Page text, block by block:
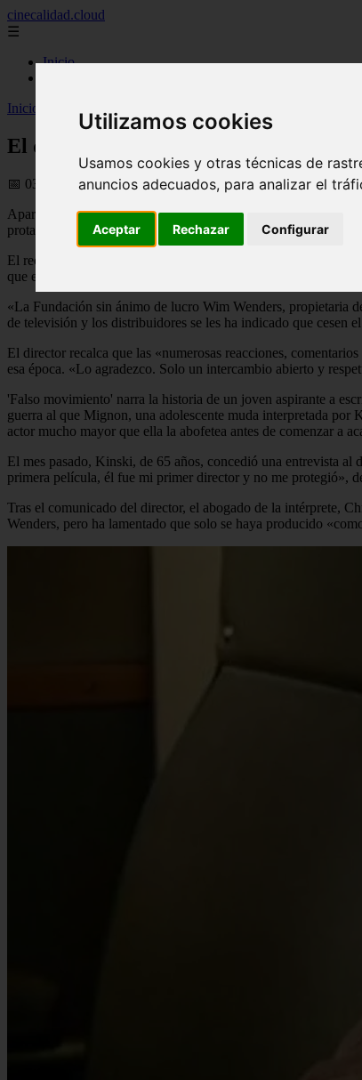
Utilizamos cookies
Usamos cookies y otras técnicas de
anuncios adecuados, para analizar el
Aceptar Rechazar Configurar
cinecalidad.cloud
☰
Inicio
Inicio
El director Wim Wenders retira una
📅 03/06/2026
Aparecía con el torso descubierto tumbada en una cama
protagonizada con apenas 13 años por la intérprete Nastassja
El reconocido cineasta ha anunciado a través de su fundación
que en este momento todavía sigue aquí, reconozco que
«La Fundación sin ánimo de lucro Wim Wenders, propietaria
de televisión y los distribuidores se les ha indicado que cesen
El director recalca que las «numerosas reacciones,
esa época. «Lo agradezco. Solo un intercambio abierto y
'Falso movimiento' narra la historia de un joven aspirante a
guerra al que Mignon, una adolescente muda interpretada por
actor mucho mayor que ella la abofetea antes de comenzar a
El mes pasado, Kinski, de 65 años, concedió una entrevista
primera película, él fue mi primer director y no me protegió»,
Tras el comunicado del director, el abogado de la intérprete,
Wenders, pero ha lamentado que solo se haya producido